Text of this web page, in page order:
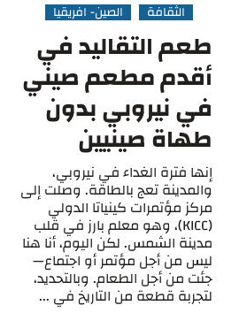
الثقافة الصين- افريقيا
طعم التقاليد في
أقدم مطعم صيني
في نيروبي بدون
طهاة صينيين
إنها فترة الغداء في نيروبي،
والمدينة تعج بالطاقة. وصلت إلى
مركز مؤتمرات كينياتا الدولي
(KICC)، وهو معلم بارز في قلب
مدينة الشمس. لكن اليوم، أنا هنا
ليس من أجل مؤتمر أو اجتماع—
جئت من أجل الطعام. وبالتحديد،
لتجربة قطعة من التاريخ في ...